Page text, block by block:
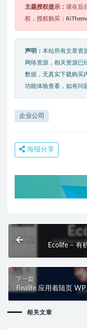
主题授权提示： 请在后
权，授权购买：
声明： 本站所有文章资
网络资源，相关资源已
数据，无真实下载购买
功能体验查看，如有问
企业公司
海报分享
Ecolife – 有
下一篇
Realite 应用着陆页 WP
相关文章